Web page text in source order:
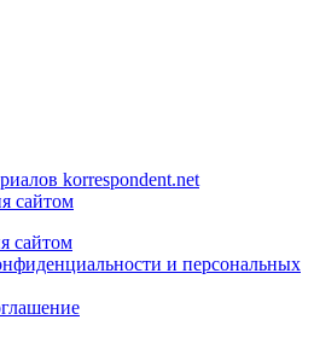
korrespondent.net
сайтом
сайтом
и персональных